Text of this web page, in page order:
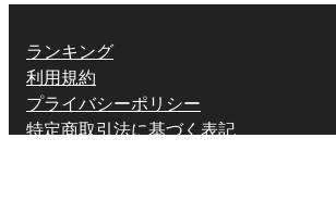
ランキング
利用規約
プライバシーポリシー
特定商取引法に基づく表記